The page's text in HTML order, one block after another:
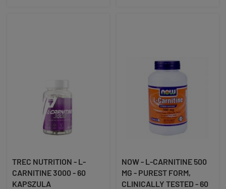
TREC NUTRITION - L-
CARNITINE 3000 - 60
KAPSZULA
NOW - L-CARNITINE 500
MG - PUREST FORM,
CLINICALLY TESTED - 60